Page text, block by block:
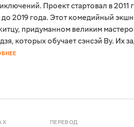
Проект стартовал в 2011
2019 года. Этот комедийный
придуманном великим
которых обучает сэнсэй Ву. Их
ПЕРЕВОД